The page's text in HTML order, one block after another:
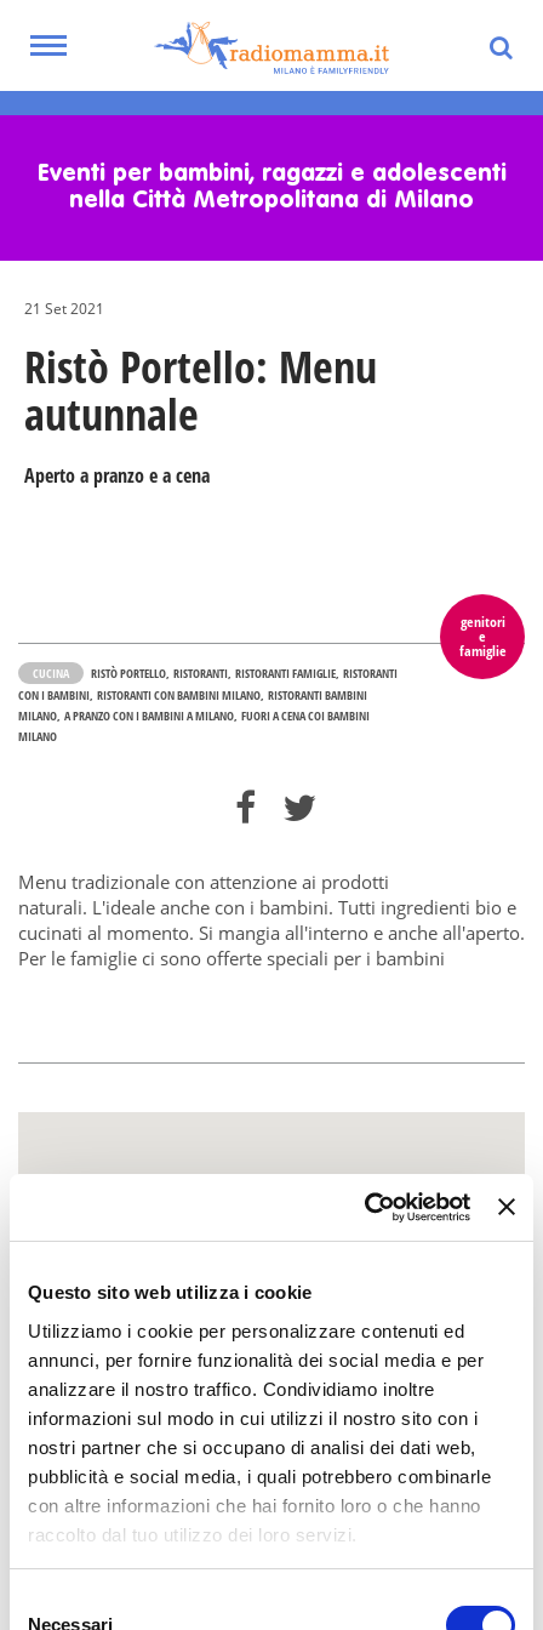
Questo sito web utilizza i cookie
Utilizziamo i cookie per personalizzare contenuti ed
annunci, per fornire funzionalità dei social media e per
analizzare il nostro traffico. Condividiamo inoltre
informazioni sul modo in cui utilizzi il nostro sito con i
nostri partner che si occupano di analisi dei dati web,
pubblicità e social media, i quali potrebbero combinarle
con altre informazioni che hai fornito loro o che hanno
raccolto dal tuo utilizzo dei loro servizi.
Necessari
content
Toggle
Eventi per bambini, ragazzi e adolescenti
nella Città Metropolitana di Milano
21 Set 2021
Ristò Portello: Menu
autunnale
Aperto a pranzo e a cena
genitori
e
famiglie
CUCINA RISTÒ PORTELLO RISTORANTI RISTORANTI FAMIGLIE RISTORANTI
CON I BAMBINI RISTORANTI CON BAMBINI MILANO RISTORANTI BAMBINI
MILANO A PRANZO CON I BAMBINI A MILANO FUORI A CENA COI BAMBINI
MILANO
Menu tradizionale con attenzione ai prodotti
naturali. L'ideale anche con i bambini. Tutti ingredienti bio e
cucinati al momento. Si mangia all'interno e anche all'aperto.
Per le famiglie ci sono offerte speciali per i bambini